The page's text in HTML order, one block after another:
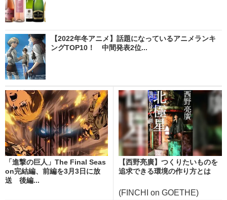
【2022年冬アニメ】話題になっているアニメランキ
ングTOP10！ 中間発表2位...
「進撃の巨人」The Final Seas
on完結編、前編を3月3日に放
送 後編...
【西野亮廣】つくりたいものを
追求できる環境の作り方とは
(FINCHI on GOETHE)